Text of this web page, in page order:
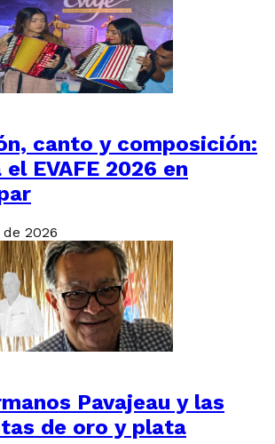
canto y composición:
EVAFE 2026 en
2026
Pavajeau y las
de oro y plata